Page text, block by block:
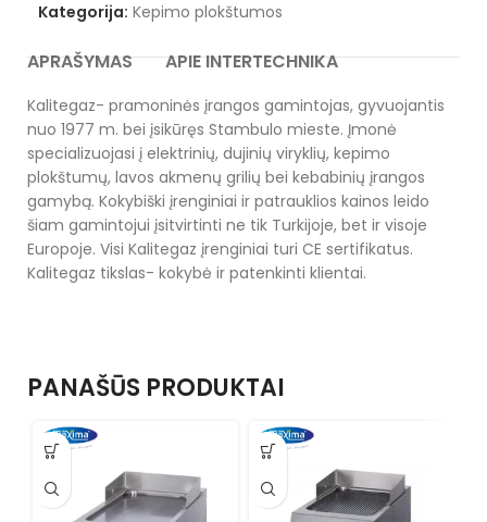
Kategorija: Kepimo plokštumos
APRAŠYMAS APIE INTERTECHNIKA
Kalitegaz- pramoninės įrangos gamintojas, gyvuojantis
nuo 1977 m. bei įsikūręs Stambulo mieste. Įmonė
specializuojasi į elektrinių, dujinių viryklių, kepimo
plokštumų, lavos akmenų grilių bei kebabinių įrangos
gamybą. Kokybiški įrenginiai ir patrauklios kainos leido
šiam gamintojui įsitvirtinti ne tik Turkijoje, bet ir visoje
Europoje. Visi Kalitegaz įrenginiai turi CE sertifikatus.
Kalitegaz tikslas- kokybė ir patenkinti klientai.
PANAŠŪS PRODUKTAI